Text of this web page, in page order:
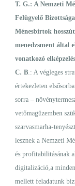
T. G.: A Nemzeti
Felügyelő
Ménesbirtok
menedzsment által
vonatkozó
C. B.: A végleges
értekezleten
sorra –
vetőmagüzemben
szarvasmarha-
lesznek a Nemzeti
és profitabilitásának
digitalizáció,a
mellett feladatunk